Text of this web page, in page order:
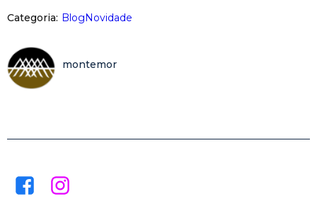
Categoria: Blog Novidade
montemor